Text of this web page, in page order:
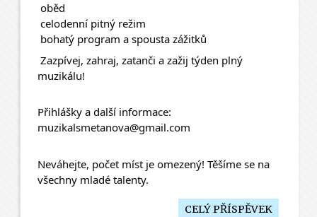
oběd
celodenní pitný režim
bohatý program a spousta zážitků
muzikálu!
Přihlášky a další informace:
muzikalsmetanova@gmail.com
Neváhejte, počet míst je omezený! Těšíme se na
všechny mladé talenty.
CELÝ PŘÍSPĚVEK